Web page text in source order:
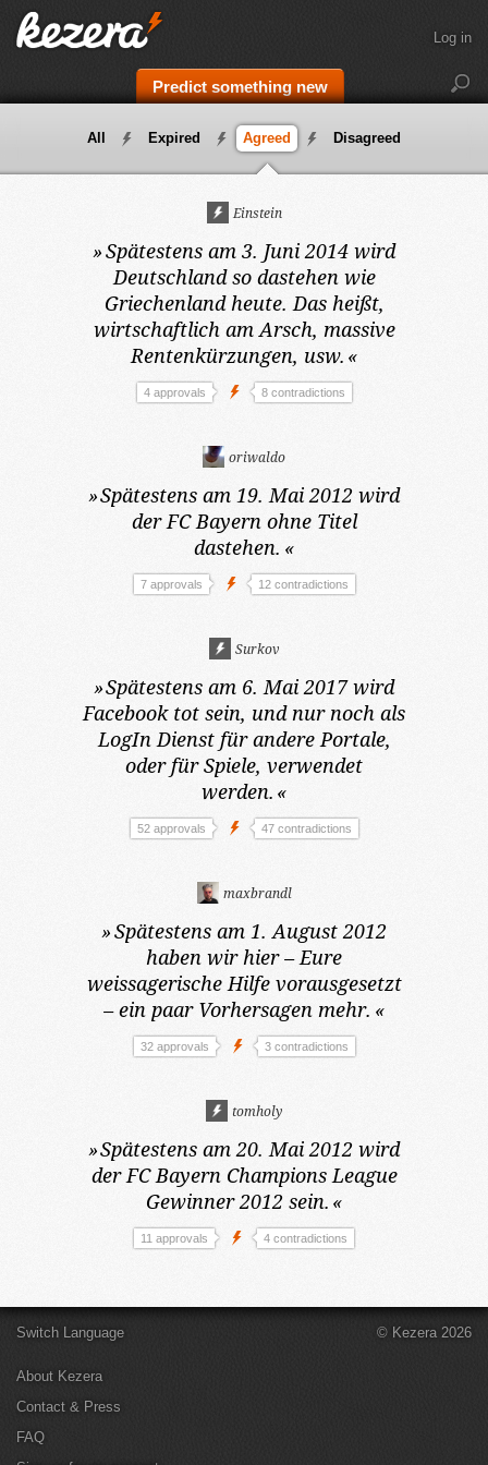
Predict something new
Log in
All Expired Agreed Disagreed
Einstein
»Spätestens am 3. Juni 2014 wird
Deutschland so dastehen wie
Griechenland heute. Das heißt,
wirtschaftlich am Arsch, massive
Rentenkürzungen, usw. «
4 approvals 8 contradictions
oriwaldo
»Spätestens am 19. Mai 2012 wird
der FC Bayern ohne Titel
dastehen. «
7 approvals 12 contradictions
Surkov
»Spätestens am 6. Mai 2017 wird
Facebook tot sein, und nur noch als
LogIn Dienst für andere Portale,
oder für Spiele, verwendet
werden. «
52 approvals 47 contradictions
maxbrandl
»Spätestens am 1. August 2012
haben wir hier – Eure
weissagerische Hilfe vorausgesetzt
– ein paar Vorhersagen mehr. «
32 approvals 3 contradictions
tomholy
»Spätestens am 20. Mai 2012 wird
der FC Bayern Champions League
Gewinner 2012 sein. «
11 approvals 4 contradictions
Switch Language
About Kezera
Contact & Press
FAQ
© Kezera 2026